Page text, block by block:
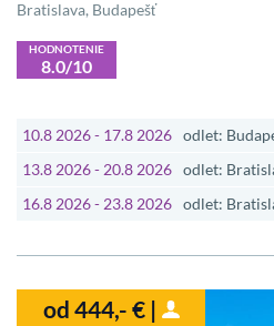
Bratislava, Budapešť
HODNOTENIE
8.0/10
10.8 2026 - 17.8 2026 odlet:
13.8 2026 - 20.8 2026 odlet:
16.8 2026 - 23.8 2026 odlet:
od 444,- € |